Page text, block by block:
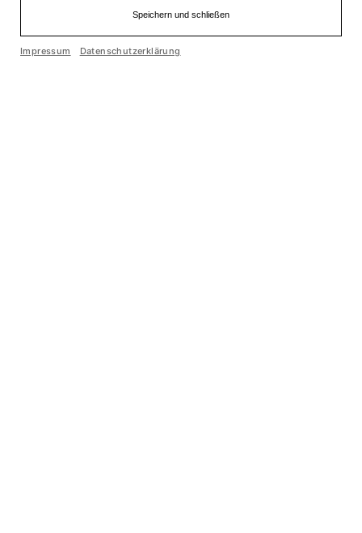
Speichern und schließen
Impressum Datenschutzerklärung